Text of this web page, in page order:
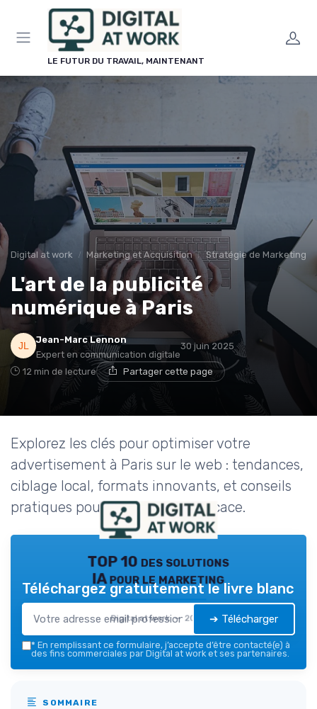
LE FUTUR DU TRAVAIL, MAINTENANT
Digital at work Marketing et Acquisition Stratégie de Marketing
L'art de la publicité
numérique à Paris
Jean-Marc Lennon
Expert en communication digitale
30 juin 2025
12 min de lecture Partager cette page
Explorez les clés pour optimiser votre
advertisement à Paris sur le web : tendances,
ciblage local, formats innovants, et conseils
pratiques pour une visibilité efficace.
TOP 10 des solutions
IA pour le marketing
Digital at work — 2026
Téléchargez gratuitement le livre blanc
➔ Télécharger
* En remplissant ce formulaire, j’accepte d’être contacté(e) à
des fins commerciales par Digital at work et ses partenaires.
SOMMAIRE
Panneau de gestion des cookies